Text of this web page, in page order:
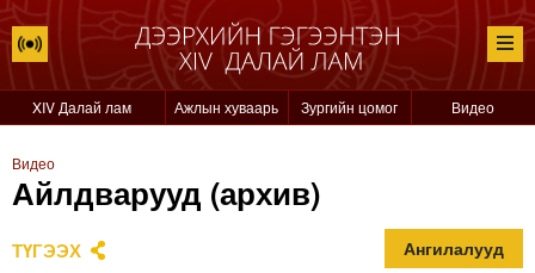
XIV Далай лам Ажлын хуваарь Зургийн цомог Видео
Видео
Айлдварууд (архив)
ТҮГЭЭХ Ангилалууд